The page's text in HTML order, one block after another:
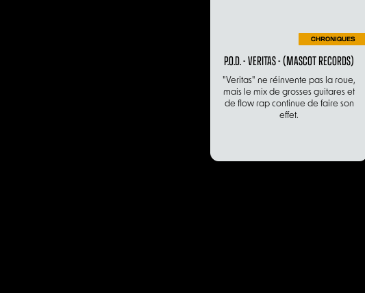
CHRONIQUES
P.O.D. - VERITAS - (MASCOT RECORDS)
"Veritas" ne réinvente pas la roue,
mais le mix de grosses guitares et
de flow rap continue de faire son
effet.